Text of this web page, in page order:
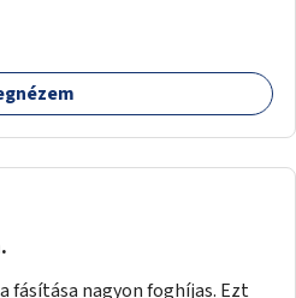
kutyasétáltatók,
lovasok használják. A
kerékpártármaszokkal,
ami alkalmas kisebb
két bejárathoz is
fásítása nagyon foghíjas. Ezt